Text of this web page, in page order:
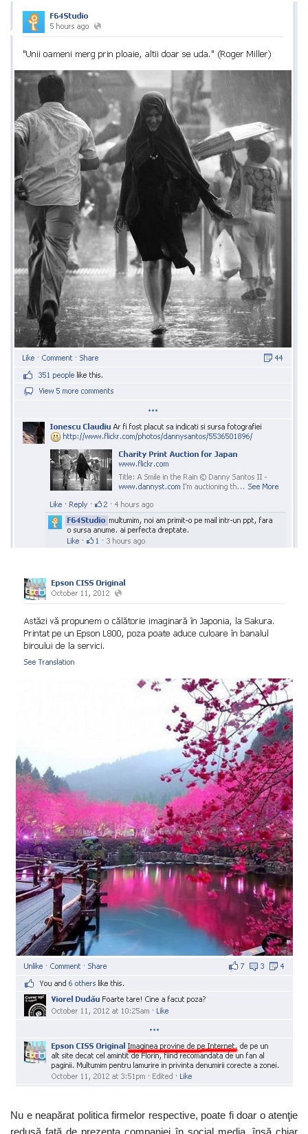
Nu e neapărat politica firmelor respective, poate fi doar o atenţie